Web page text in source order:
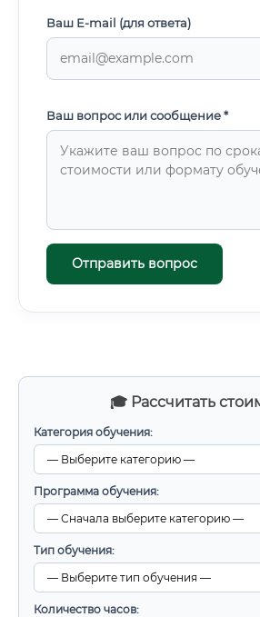
🎓 Рассчитать
Категория обучения:
Программа обучения:
Тип обучения:
Количество часов:
Ваш E-mail (для ответа)
Ваш вопрос или сообщение *
Отправить вопрос